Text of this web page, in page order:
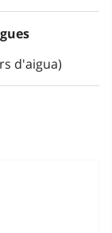
d'aigua)